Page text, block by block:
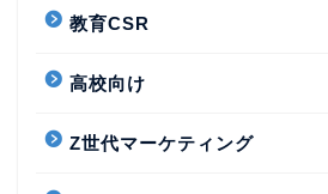
教育CSR
高校向け
Z世代マーケティング